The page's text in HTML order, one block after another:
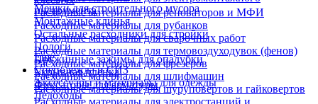
Расходные материалы для реноваторов и МФИ
Расходные материалы для рубанков
Расходные материалы для сварочных работ
Расходные материалы для термовоздуходувок (фенов)
Расходные материалы для фрезеров
Расходные материалы для шлифмашин
Расходные материалы для шуруповертов и гайковертов
Расходные материалы для электростанций и
инструмента
Мешки для строительного мусора
Монтажные клинья
Остальные расходники для стройки
Пологи
Пружинные зажимы для опалубки
Укрывная пленка
Фиксаторы для арматуры
Еще
Спецодежда и СИЗ
Аксессуары и материалы для одежды
Ледоходы